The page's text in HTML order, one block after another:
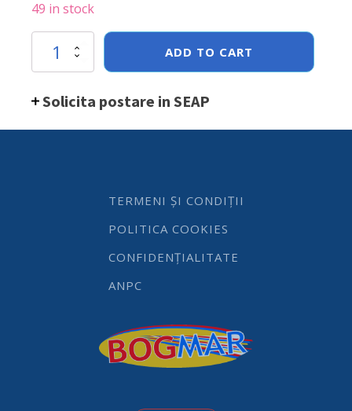
49 in stock
fabricata
otel
ADD TO CART
Solicita postare in SEAP
TERMENI ȘI CONDIȚII
POLITICA COOKIES
CONFIDENȚIALITATE
ANPC